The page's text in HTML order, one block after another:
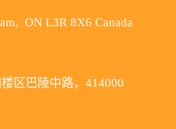
ON L3R 8X6 Canada
区巴陵中路，414000